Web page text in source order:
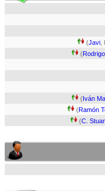
(Javi
(
(Iván
(Ramón
(C.